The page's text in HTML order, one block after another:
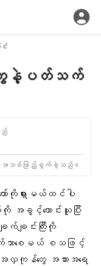
း
တွေနဲ့ပတ်သက်
ည်
အသစ်ဖြည့်စွက်ခဲ့သည်။
ာ်ကိုရှားမယ်ထင်ပါ
အခွင့်ကောင်းယူပြီး
က်ချင်းကြီးကို
သာစေမယ် စသဖြင့်
လှကုန်တွေ အသားအရေ